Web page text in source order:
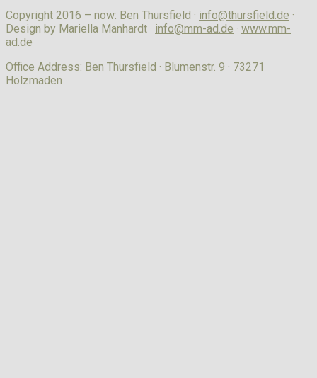
Copyright 2016 – now: Ben Thursfield · info@thursfield.de ·
Design by Mariella Manhardt · info@mm-ad.de · www.mm-
ad.de
Office Address: Ben Thursfield · Blumenstr. 9 · 73271
Holzmaden